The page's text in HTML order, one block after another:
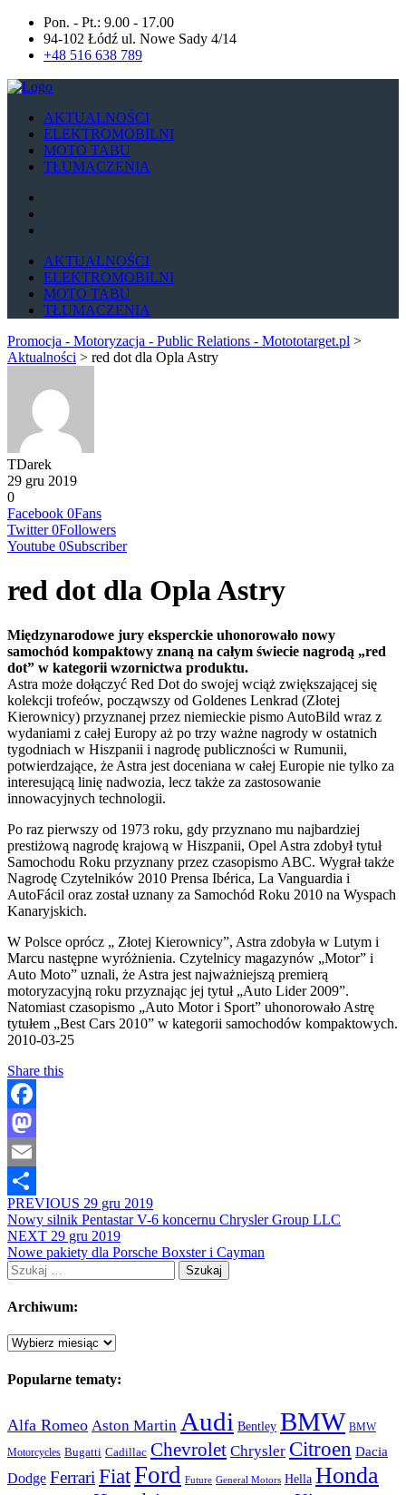
Pon. - Pt.: 9.00 - 17.00
94-102 Łódź ul. Nowe Sady 4/14
+48 516 638 789
AKTUALNOŚCI
ELEKTROMOBILNI
MOTO TABU
TŁUMACZENIA
AKTUALNOŚCI
ELEKTROMOBILNI
MOTO TABU
TŁUMACZENIA
Promocja - Motoryzacja - Public Relations - Motototarget.pl >
Aktualności > red dot dla Opla Astry
TDarek
29 gru 2019
0
Facebook 0Fans
Twitter 0Followers
Youtube 0Subscriber
red dot dla Opla Astry
Międzynarodowe jury eksperckie uhonorowało nowy
samochód kompaktowy znaną na całym świecie nagrodą „red
dot” w kategorii wzornictwa produktu.
Astra może dołączyć Red Dot do swojej wciąż zwiększającej się
kolekcji trofeów, począwszy od Goldenes Lenkrad (Złotej
Kierownicy) przyznanej przez niemieckie pismo AutoBild wraz z
wydaniami z całej Europy aż po trzy ważne nagrody w ostatnich
tygodniach w Hiszpanii i nagrodę publiczności w Rumunii,
potwierdzające, że Astra jest doceniana w całej Europie nie tylko za
interesującą linię nadwozia, lecz także za zastosowanie
innowacyjnych technologii.
Po raz pierwszy od 1973 roku, gdy przyznano mu najbardziej
prestiżową nagrodę krajową w Hiszpanii, Opel Astra zdobył tytuł
Samochodu Roku przyznany przez czasopismo ABC. Wygrał także
Nagrodę Czytelników 2010 Prensa Ibérica, La Vanguardia i
AutoFácil oraz został uznany za Samochód Roku 2010 na Wyspach
Kanaryjskich.
W Polsce oprócz „ Złotej Kierownicy”, Astra zdobyła w Lutym i
Marcu następne wyróżnienia. Czytelnicy magazynów „Motor” i
Auto Moto” uznali, że Astra jest najważniejszą premierą
motoryzacyjną roku przyznając jej tytuł „Auto Lider 2009”.
Natomiast czasopismo „Auto Motor i Sport” uhonorowało Astrę
tytułem „Best Cars 2010” w kategorii samochodów kompaktowych.
2010-03-25
Share this
Facebook
Mastodon
Email
Share
PREVIOUS 29 gru 2019
Nowy silnik Pentastar V-6 koncernu Chrysler Group LLC
NEXT 29 gru 2019
Nowe pakiety dla Porsche Boxster i Cayman
Szukaj:
Archiwum:
Archiwum:
Popularne tematy:
Alfa Romeo Aston Martin Audi Bentley BMW BMW
Motorcycles Bugatti Cadillac Chevrolet Chrysler Citroen Dacia
Dodge Ferrari FiatFord Future General Motors Hella Honda